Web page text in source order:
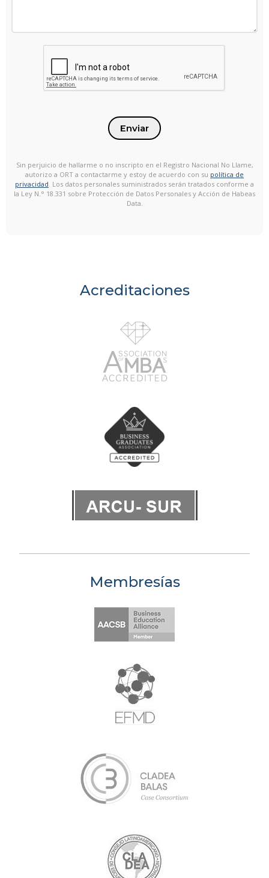
Enviar
Sin perjuicio de hallarme o no inscripto en el Registro Nacional No Llame,
autorizo a ORT a contactarme y estoy de acuerdo con su política de
privacidad. Los datos personales suministrados serán tratados conforme a
la Ley N.° 18.331 sobre Protección de Datos Personales y Acción de Habeas
Data.
Acreditaciones
Membresías